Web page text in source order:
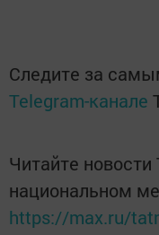
Следите за
Telegram-канале
Читайте новости
национальном
https://max.ru/